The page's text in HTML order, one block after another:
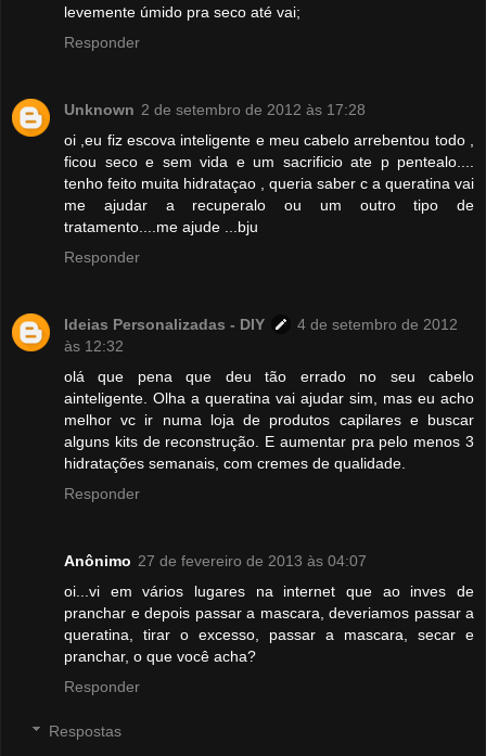
levemente úmido pra seco até vai;
Responder
Unknown 2 de setembro de 2012 às 17:28
oi ,eu fiz escova inteligente e meu cabelo arrebentou todo ,
ficou seco e sem vida e um sacrificio ate p pentealo....
tenho feito muita hidrataçao , queria saber c a queratina vai
me ajudar a recuperalo ou um outro tipo de
tratamento....me ajude ...bju
Responder
Ideias Personalizadas - DIY
4 de setembro de 2012
às 12:32
olá que pena que deu tão errado no seu cabelo
ainteligente. Olha a queratina vai ajudar sim, mas eu acho
melhor vc ir numa loja de produtos capilares e buscar
alguns kits de reconstrução. E aumentar pra pelo menos 3
hidratações semanais, com cremes de qualidade.
Responder
Anônimo 27 de fevereiro de 2013 às 04:07
oi...vi em vários lugares na internet que ao inves de
pranchar e depois passar a mascara, deveriamos passar a
queratina, tirar o excesso, passar a mascara, secar e
pranchar, o que você acha?
Responder
Respostas